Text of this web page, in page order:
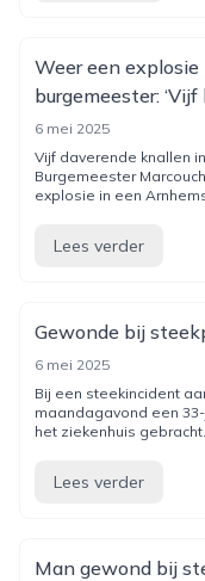
Weer een
burgemeester:
6 mei 2025
Vijf daverende knallen
Burgemeester
explosie in een
Lees verder
Gewonde bij
6 mei 2025
Bij een steekincident
maandagavond een
het ziekenhuis
Lees verder
Man gewond bij